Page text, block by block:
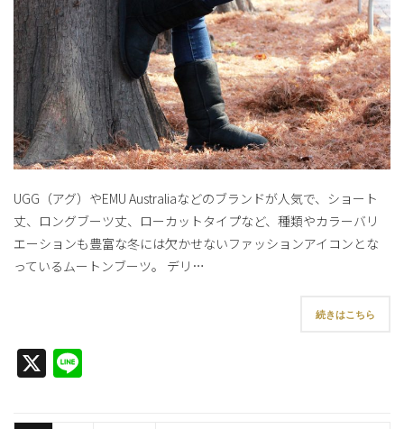
UGG（アグ）やEMU Australiaなどのブランドが人気で、ショート
丈、ロングブーツ丈、ローカットタイプなど、種類やカラーバリ
エーションも豊富な冬には欠かせないファッションアイコンとな
っているムートンブーツ。 デリ…
続きはこちら
X